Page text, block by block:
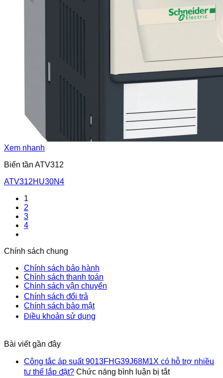
Xem nhanh
Biến tần ATV312
ATV312HU30N4
1
2
3
4
Chính sách chung
Chính sách bảo hành
Chính sách thanh toán
Chính sách vận chuyển
Chính sách đổi trả
Chính sách bảo mật
Điều khoản sử dụng
Bài viết gần đây
Công tắc áp suất 9013FHG39J68M1X có hỗ trợ nhiều
tư thế lắp đặt? Chức năng bình luận bị tắtở